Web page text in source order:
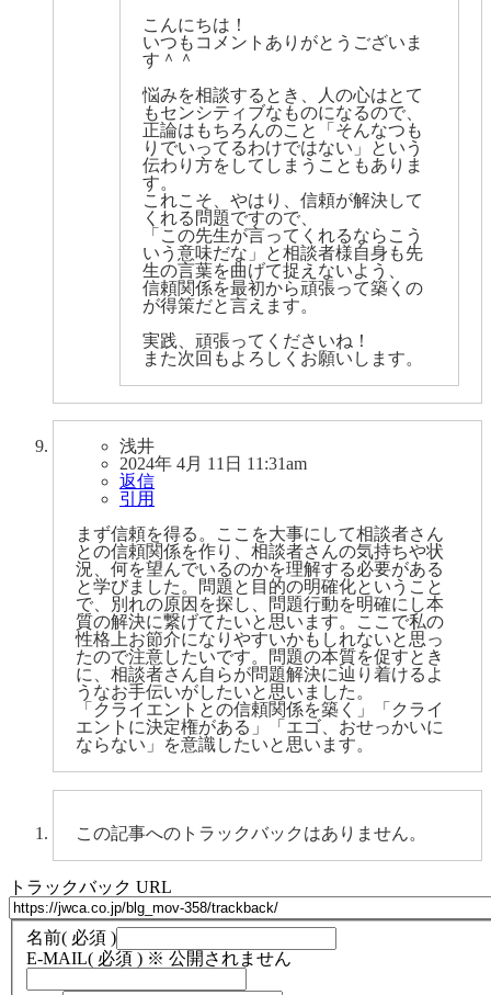
こんにちは！
いつもコメントありがとうございま
す＾＾
悩みを相談するとき、人の心はとて
もセンシティブなものになるので、
正論はもちろんのこと「そんなつも
りでいってるわけではない」という
伝わり方をしてしまうこともありま
す。
これこそ、やはり、信頼が解決して
くれる問題ですので、
「この先生が言ってくれるならこう
いう意味だな」と相談者様自身も先
生の言葉を曲げて捉えないよう、
信頼関係を最初から頑張って築くの
が得策だと言えます。
実践、頑張ってくださいね！
また次回もよろしくお願いします。
浅井
2024年 4月 11日 11:31am
返信
引用
まず信頼を得る。ここを大事にして相談者さん
との信頼関係を作り、相談者さんの気持ちや状
況、何を望んでいるのかを理解する必要がある
と学びました。問題と目的の明確化ということ
で、別れの原因を探し、問題行動を明確にし本
質の解決に繋げてたいと思います。ここで私の
性格上お節介になりやすいかもしれないと思っ
たので注意したいです。問題の本質を促すとき
に、相談者さん自らが問題解決に辿り着けるよ
うなお手伝いがしたいと思いました。
「クライエントとの信頼関係を築く」「クライ
エントに決定権がある」「エゴ、おせっかいに
ならない」を意識したいと思います。
この記事へのトラックバックはありません。
トラックバック URL
名前( 必須 )
E-MAIL( 必須 ) ※ 公開されません